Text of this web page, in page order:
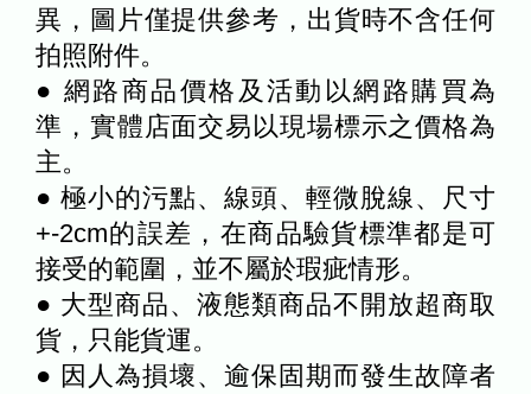
異，圖片僅提供參考，出貨時不含任何
拍照附件。
● 網路商品價格及活動以網路購買為
準，實體店面交易以現場標示之價格為
主。
● 極小的污點、線頭、輕微脫線、尺寸
+-2cm的誤差，在商品驗貨標準都是可
接受的範圍，並不屬於瑕疵情形。
● 大型商品、液態類商品不開放超商取
貨，只能貨運。
● 因人為損壞、逾保固期而發生故障者